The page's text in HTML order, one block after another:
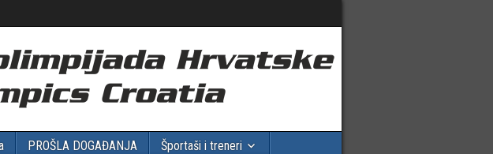
PROŠLA DOGAĐANJA Športaši i treneri